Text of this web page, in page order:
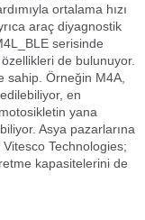
ortalama hızı
araç diyagnostik
serisinde
özellikleri de bulunuyor.
sahip. Örneğin M4A,
en
yana
Asya pazarlarına
Technologies;
kapasitelerini de